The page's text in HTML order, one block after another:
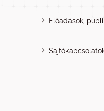
Előadások,